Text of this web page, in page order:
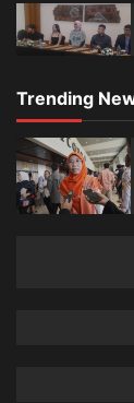
Trending